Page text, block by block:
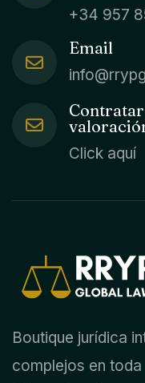
+34 957
Email
Contratar
Click aquí
Boutique jurídica
complejos en